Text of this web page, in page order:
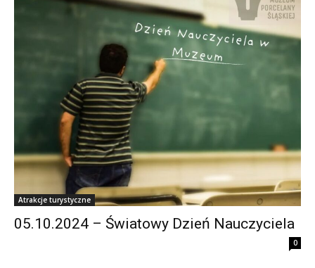
Atrakcje turystyczne
05.10.2024 – Światowy Dzień Nauczyciela
0